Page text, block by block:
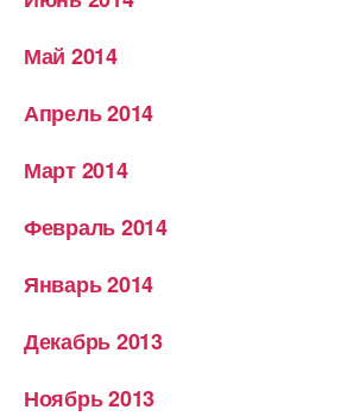
Май 2014
Апрель 2014
Март 2014
Февраль 2014
Январь 2014
Декабрь 2013
Ноябрь 2013